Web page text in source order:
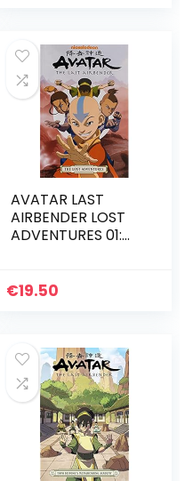
AVATAR LAST
AIRBENDER LOST
ADVENTURES 01:
€19.50